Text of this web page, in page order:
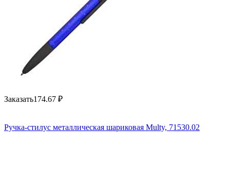
Заказать174.67 ₽
Ручка-стилус металлическая шариковая Multy, 71530.02